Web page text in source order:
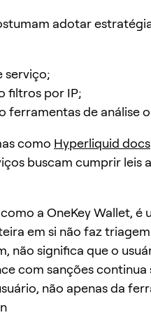
adotar
serviço;
filtros por IP;
ferramentas de análise
como Hyperliquid docs
buscam cumprir leis
a OneKey Wallet, é
em si não faz
não significa que o
com sanções continua
não apenas da